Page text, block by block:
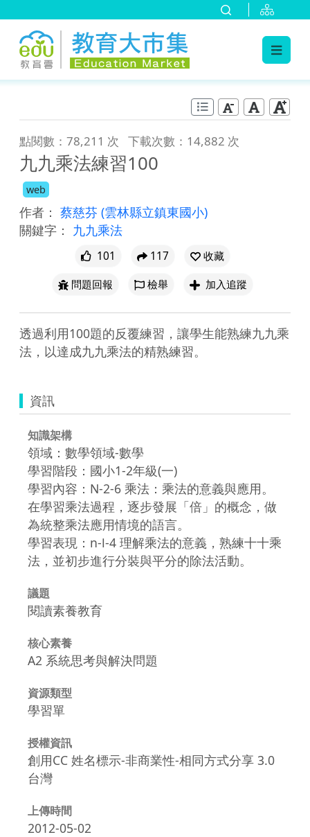
點閱數：78,211 次 下載次數：14,882 次
九九乘法練習100
web
作者： 蔡慈芬 (雲林縣立鎮東國小)
關鍵字： 九九乘法
101 117
收藏
問題回報
檢舉 加入追蹤
透過利用100題的反覆練習，讓學生能熟練九九乘
法，以達成九九乘法的精熟練習。
資訊
知識架構
領域：數學領域-數學
學習階段：國小1-2年級(一)
學習內容：N-2-6 乘法：乘法的意義與應用。
在學習乘法過程，逐步發展「倍」的概念，做
為統整乘法應用情境的語言。
學習表現：n-Ⅰ-4 理解乘法的意義，熟練十十乘
法，並初步進行分裝與平分的除法活動。
議題
閱讀素養教育
核心素養
A2 系統思考與解決問題
資源類型
學習單
授權資訊
創用CC 姓名標示-非商業性-相同方式分享 3.0
台灣
上傳時間
2012-05-02